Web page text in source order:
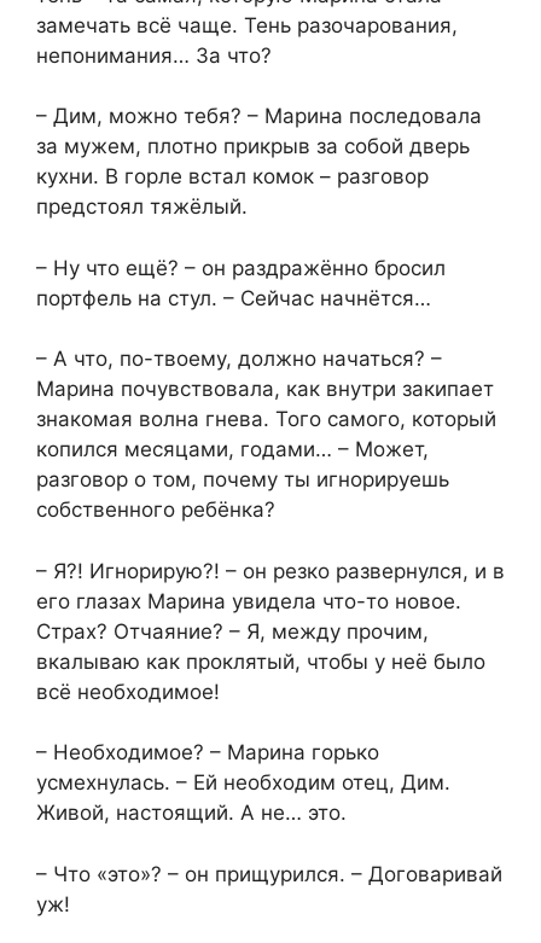
замечать всё чаще. Тень разочарования,
непонимания… За что?
– Дим, можно тебя? – Марина последовала
за мужем, плотно прикрыв за собой дверь
кухни. В горле встал комок – разговор
предстоял тяжёлый.
– Ну что ещё? – он раздражённо бросил
портфель на стул. – Сейчас начнётся…
– А что, по-твоему, должно начаться? –
Марина почувствовала, как внутри закипает
знакомая волна гнева. Того самого, который
копился месяцами, годами… – Может,
разговор о том, почему ты игнорируешь
собственного ребёнка?
– Я?! Игнорирую?! – он резко развернулся, и в
его глазах Марина увидела что-то новое.
Страх? Отчаяние? – Я, между прочим,
вкалываю как проклятый, чтобы у неё было
всё необходимое!
– Необходимое? – Марина горько
усмехнулась. – Ей необходим отец, Дим.
Живой, настоящий. А не… это.
– Что «это»? – он прищурился. – Договаривай
уж!